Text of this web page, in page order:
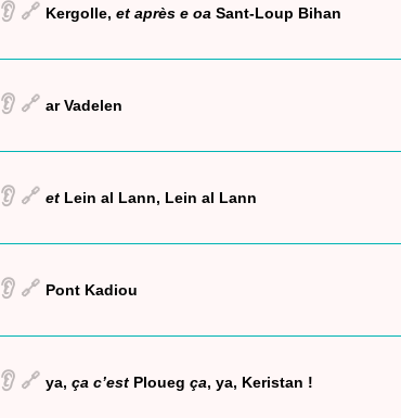
👂 🔗 Kergolle, et après e oa Sant-Loup Bihan
👂 🔗 ar Vadelen
👂 🔗 et Lein al Lann, Lein al Lann
👂 🔗 Pont Kadiou
👂 🔗 ya, ça c’est Ploueg ça, ya, Keristan !